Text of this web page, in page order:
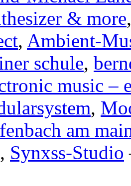
& more,
, Ambient-
schule,
music –
,
am
, Synxss-Studio